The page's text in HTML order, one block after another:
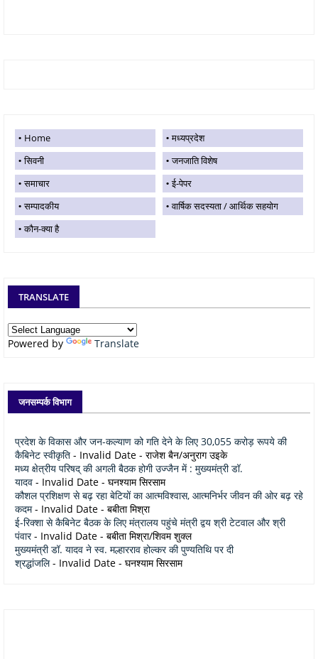
Home
मध्यप्रदेश
सिवनी
जनजाति विशेष
समाचार
ई-पेपर
सम्पादकीय
वार्षिक सदस्यता / आर्थिक सहयोग
कौन-क्या है
TRANSLATE
Powered by Translate
जनसम्पर्क विभाग
प्रदेश के विकास और जन-कल्याण को गति देने के लिए 30,055 करोड़ रूपये की
कैबिनेट स्वीकृति - Invalid Date - राजेश बैन/अनुराग उइके
मध्य क्षेत्रीय परिषद् की अगली बैठक होगी उज्जैन में : मुख्यमंत्री डॉ.
यादव - Invalid Date - घनश्याम सिरसाम
कौशल प्रशिक्षण से बढ़ रहा बेटियों का आत्मविश्वास, आत्मनिर्भर जीवन की ओर बढ़ रहे
कदम- Invalid Date - बबीता मिश्रा
ई-रिक्शा से कैबिनेट बैठक के लिए मंत्रालय पहुंचे मंत्री द्वय श्री टेटवाल और श्री
पंवार- Invalid Date - बबीता मिश्रा/शिवम शुक्ल
मुख्यमंत्री डॉ. यादव ने स्व. मल्हारराव होल्कर की पुण्यतिथि पर दी
श्रद्धांजलि- Invalid Date - घनश्याम सिरसाम